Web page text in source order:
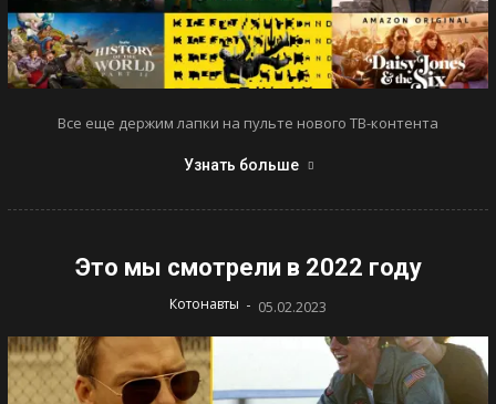
Все еще держим лапки на пульте нового ТВ-контента
Узнать больше
Это мы смотрели в 2022 году
Котонавты - 05.02.2023